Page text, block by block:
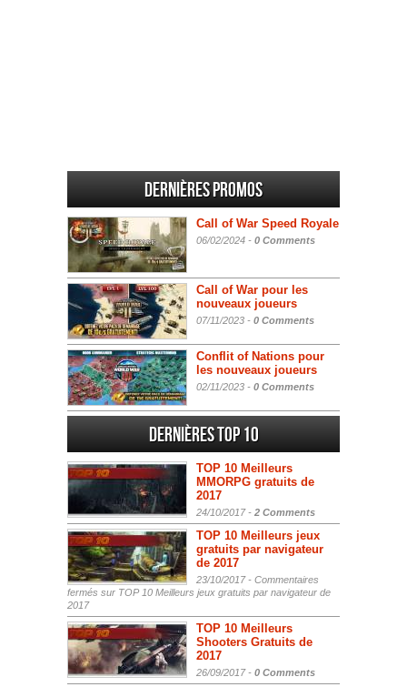
Dernières promos
Call of War Speed Royale
06/02/2024 - 0 Comments
Call of War pour les
nouveaux joueurs
07/11/2023 - 0 Comments
Conflit of Nations pour
les nouveaux joueurs
02/11/2023 - 0 Comments
Dernières Top 10
TOP 10 Meilleurs
MMORPG gratuits de
2017
24/10/2017 - 2 Comments
TOP 10 Meilleurs jeux
gratuits par navigateur
de 2017
23/10/2017 - Commentaires
fermés sur TOP 10 Meilleurs jeux gratuits par navigateur de
2017
TOP 10 Meilleurs
Shooters Gratuits de
2017
26/09/2017 - 0 Comments